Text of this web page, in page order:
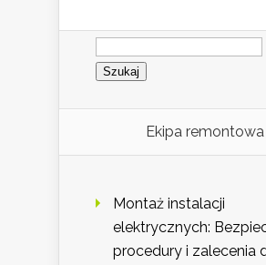
Szukaj:
Ekipa remontowa
Montaż instalacji
elektrycznych:
procedury i zalecenia